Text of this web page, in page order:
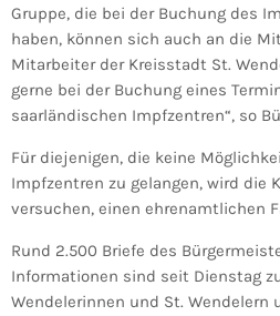
Gruppe, die bei der Buchung des
haben, können sich auch an die
Mitarbeiter der Kreisstadt St.
gerne bei der Buchung eines
saarländischen Impfzentren“, so
Für diejenigen, die keine
Impfzentren zu gelangen, wird die
versuchen, einen ehrenamtlichen
Rund 2.500 Briefe des
Informationen sind seit Dienstag
Wendelerinnen und St. Wendelern